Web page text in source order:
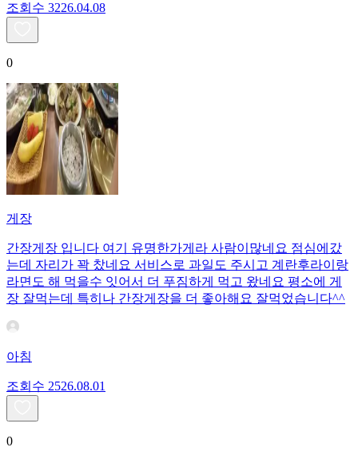
조회수 3226.04.08
0
게장
간장게장 입니다 여기 유명한가게라 사람이많네요 점심에갔
는데 자리가 꽉 찼네요 서비스로 과일도 주시고 계란후라이랑
라면도 해 먹을수 잇어서 더 푸짐하게 먹고 왔네요 평소에 게
장 잘먹는데 특히나 간장게장을 더 좋아해요 잘먹었습니다^^
아침
조회수 2526.08.01
0